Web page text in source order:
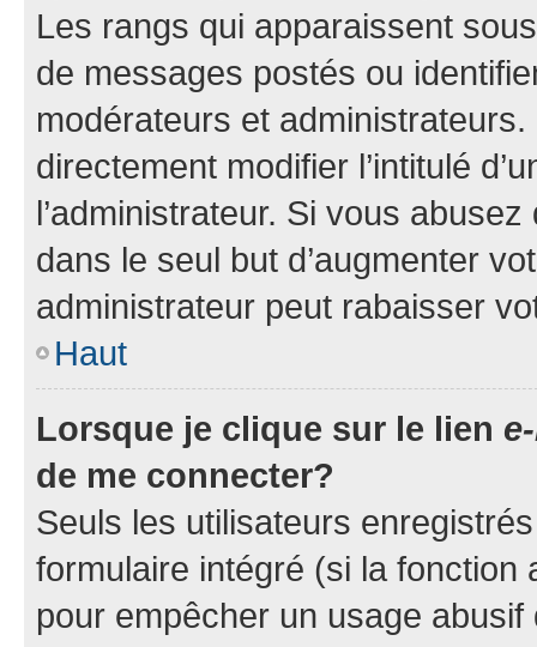
Les rangs qui apparaissent
de messages postés ou
modérateurs et
directement modifier l’intitulé
l’administrateur. Si vous
dans le seul but d’augmenter
administrateur peut rabaisser
Haut
Lorsque je clique sur le lien
de me connecter?
Seuls les utilisateurs
formulaire intégré (si la fonction
pour empêcher un usage